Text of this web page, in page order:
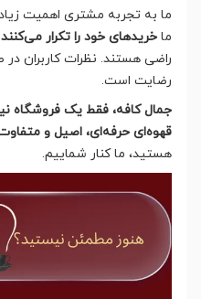
ما به تجربه مشتری اهمیت
ما خریدهای خود را تکرار می‌کنند
راضی هستند. نظرات کاربران
رضایت است.
جمال کافه، فقط یک فروشگاه
قهوه‌ای حرفه‌ای، اصیل و
هستید، ما کنار شماییم.